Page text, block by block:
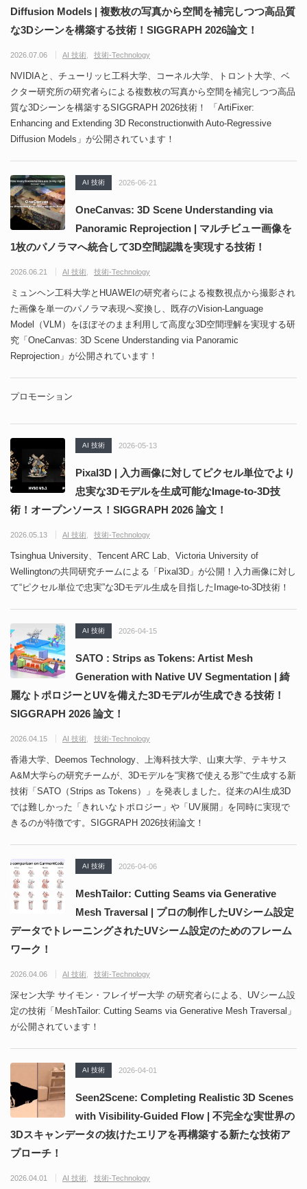
Diffusion Models | 複数枚の写真から空間を補完しつつ高品質
な3Dシーンを構築する技術！SIGGRAPH 2026論文！
2026.07.06 AI 技術 技術-Technology
NVIDIAと、チューリッヒ工科大学、コーネル大学、トロント大学、ベ
クター研究所の研究者らによる複数枚の写真から空間を補完しつつ高品
質な3Dシーンを構築するSIGGRAPH 2026技術！ 「ArtiFixer:
Enhancing and Extending 3D Reconstructionwith Auto-Regressive
Diffusion Models」が公開されています！
AI 技術 2026-06-21
OneCanvas: 3D Scene Understanding via
Panoramic Reprojection | マルチビュー画像を
1枚のパノラマへ統合して3D空間認識を実現する技術！
2026.06.21 AI 技術 技術-Technology
ミュンヘン工科大学とHUAWEIの研究者らによる複数視点から撮影され
た画像を単一のパノラマ表現へ変換し、既存のVision-Language
Model（VLM）をほぼそのまま利用して高度な3D空間理解を実現する研
究「OneCanvas: 3D Scene Understanding via Panoramic
Reprojection」が公開されています！
プロモーション
AI 技術 2026-05-13
Pixal3D | 入力画像に対してピクセル単位でより
忠実な3Dモデルを生成可能なImage-to-3D技
術！オープンソース！SIGGRAPH 2026 論文！
2026.05.13 AI 技術 技術-Technology
Tsinghua University、Tencent ARC Lab、Victoria University of
Wellingtonの共同研究チームによる「Pixal3D」が公開！入力画像に対し
て“ピクセル単位で忠実”な3Dモデル生成を目指したImage-to-3D技術！
AI 技術 2026-04-15
SATO : Strips as Tokens: Artist Mesh
Generation with Native UV Segmentation | 綺
麗なトポロジーとUVを備えた3Dモデルが生成できる技術！
SIGGRAPH 2026 論文！
2026.04.15 AI 技術 技術-Technology
香港大学、Deemos Technology、上海科技大学、山東大学、テキサス
A&M大学らの研究チームが、3Dモデルを“実務で使える形”で生成する新
技術「SATO（Strips as Tokens）」を発表しました。従来のAI生成3D
では難しかった「きれいなトポロジー」や「UV展開」を同時に実現で
きるのが特徴です。SIGGRAPH 2026技術論文！
AI 技術 2026-04-06
MeshTailor: Cutting Seams via Generative
Mesh Traversal | プロの制作したUVシーム設定
データでトレーニングされたUVシーム設定のためのフレーム
ワーク！
2026.04.06 AI 技術 技術-Technology
深セン大学 サイモン・フレイザー大学 の研究者らによる、UVシーム設
定の技術「MeshTailor: Cutting Seams via Generative Mesh Traversal」
が公開されています！
AI 技術 2026-04-01
Seen2Scene: Completing Realistic 3D Scenes
with Visibility-Guided Flow | 不完全な実世界の
3Dスキャンデータの抜けたエリアを再構築する新たな技術ア
プローチ！
2026.04.01 AI 技術 技術-Technology